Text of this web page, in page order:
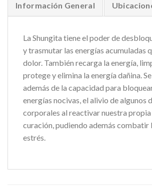
Información General
La Shungita tiene el poder de
y trasmutar las energías acumuladas
dolor. También recarga la energía,
protege y elimina la energía dañina.
además de la capacidad para
energías nocivas, el alivio de algunos
corporales al reactivar nuestra
curación, pudiendo además combatir
estrés.